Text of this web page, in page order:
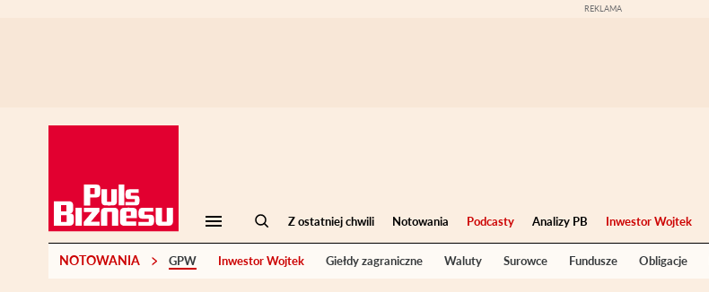
Z ostatniej chwili Notowania Podcasty Analizy PB Inwestor Wojtek
NOTOWANIA GPW Inwestor Wojtek Giełdy zagraniczne Waluty Surowce Fundusze Obligacje